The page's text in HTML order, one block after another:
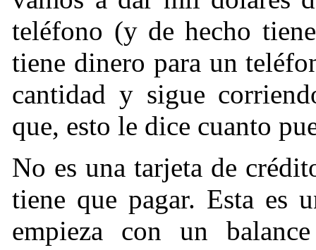
teléfono (y de hecho
tiene dinero para un
cantidad y sigue
que, esto le dice cuanto
No es una tarjeta de
tiene que pagar. Esta es
empieza con un